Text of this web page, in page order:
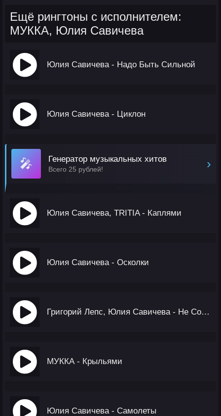
Ещё рингтоны с исполнителем:
МУККА, Юлия Савичева
Юлия Савичева - Надо Быть Сильной
Юлия Савичева - Циклон
🎤 Генератор музыкальных хитов
Всего 25 рублей! ›
Юлия Савичева, TRITIA - Каплями
Юлия Савичева - Осколки
Григорий Лепс, Юлия Савичева - Не Совпадаем
МУККА - Крыльями
Юлия Савичева - Самолеты